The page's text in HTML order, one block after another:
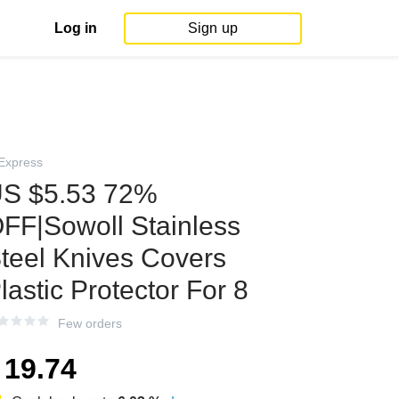
Log in Sign up
$5.53 72%
Stainless
Knives Covers
Protector For 8
Few orders
19.74